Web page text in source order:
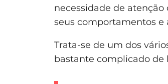
necessidade de
seus comportamentos e
Trata-se de um dos
bastante complicado de